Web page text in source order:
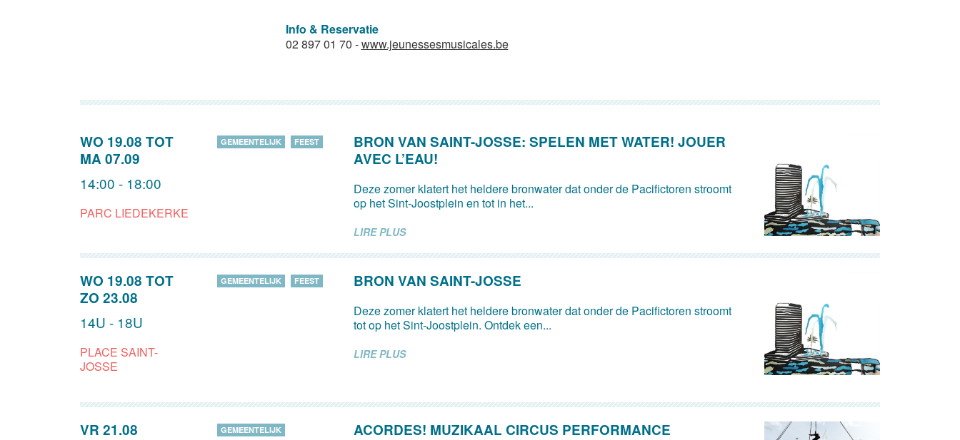
Info & Reservatie
02 897 01 70 -www.jeunessesmusicales.be
WO 19.08 TOT
MA 07.09
14:00 - 18:00
PARC LIEDEKERKE
GEMEENTELIJK FEEST
BRON VAN SAINT-JOSSE: SPELEN MET WATER! JOUER
AVEC L’EAU!
Deze zomer klatert het heldere bronwater dat onder de Pacifictoren stroomt
op het Sint-Joostplein en tot in het...
LIRE PLUS
WO 19.08 TOT
ZO 23.08
14U - 18U
PLACE SAINT-
JOSSE
GEMEENTELIJK FEEST BRON VAN SAINT-JOSSE
Deze zomer klatert het heldere bronwater dat onder de Pacifictoren stroomt
tot op het Sint-Joostplein. Ontdek een...
LIRE PLUS
VR 21.08
GEMEENTELIJK
ACORDES! MUZIKAAL CIRCUS PERFORMANCE